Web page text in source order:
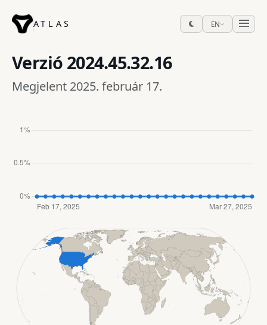
ATLAS EN
Verzió 2024.45.32.16
Megjelent 2025. február 17.